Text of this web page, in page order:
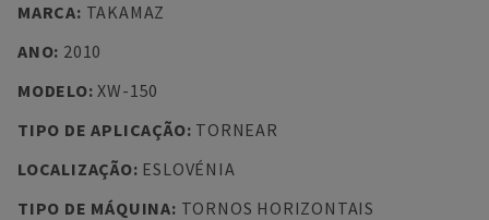
MARCA: TAKAMAZ
ANO: 2010
MODELO:XW-150
TIPO DE APLICAÇÃO: TORNEAR
LOCALIZAÇÃO: ESLOVÉNIA
TIPO DE MÁQUINA: TORNOS HORIZONTAIS